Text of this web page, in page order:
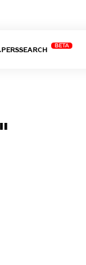
BETA